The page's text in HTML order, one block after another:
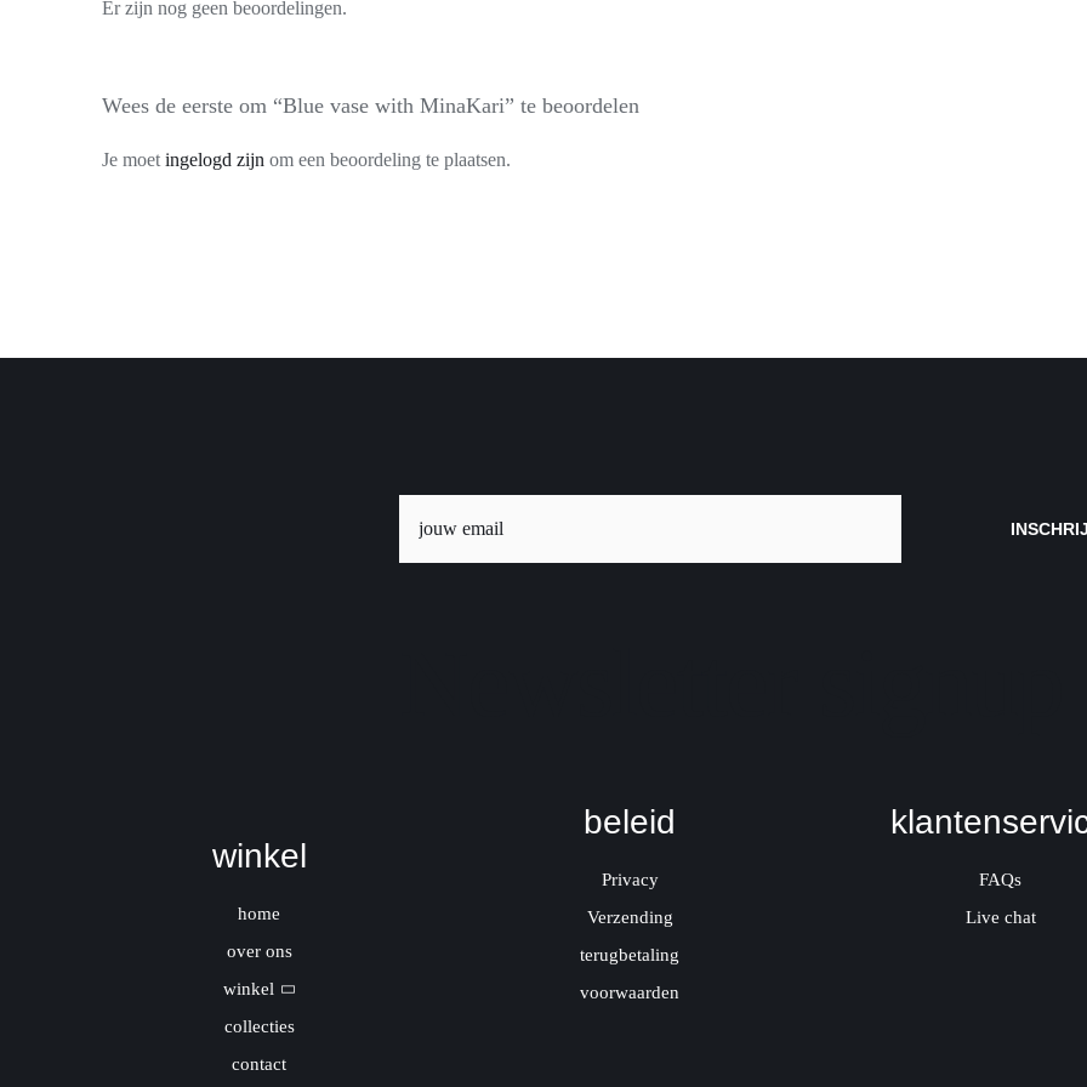
Er zijn nog geen beoordelingen.
Wees de eerste om “Blue vase with MinaKari” te beoordelen
Je moetingelogd zijn om een beoordeling te plaatsen.
winkel
home
over ons
winkel
collecties
contact
beleid
Privacy
Verzending
terugbetaling
voorwaarden
FAQs
Live chat